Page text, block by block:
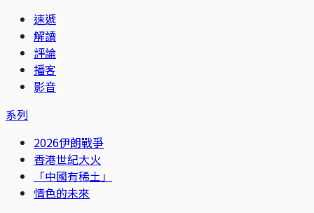
速遞
解讀
評論
播客
影音
系列
2026伊朗戰爭
香港世紀大火
「中國有稀土」
情色的未來